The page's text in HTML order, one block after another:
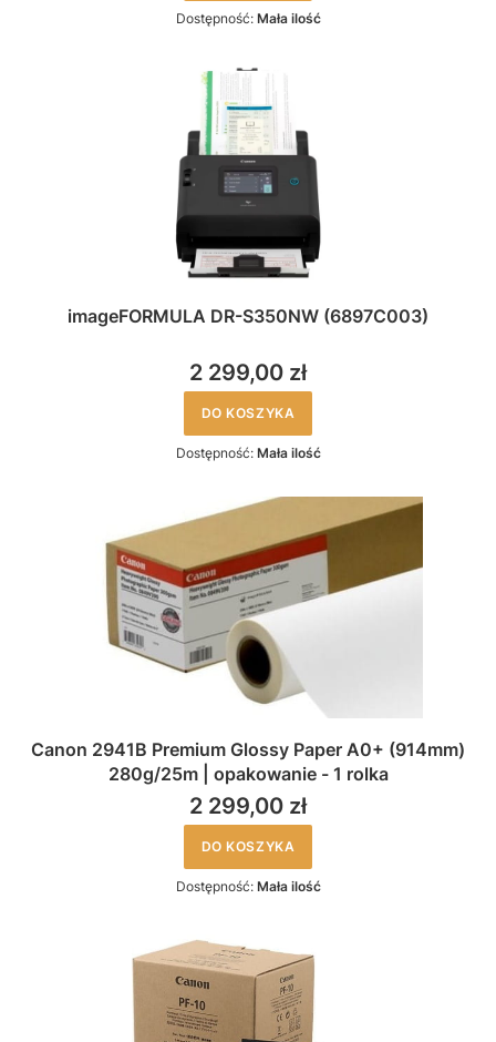
Dostępność: Mała ilość
imageFORMULA DR-S350NW (6897C003)
2 299,00 zł
DO KOSZYKA
Dostępność: Mała ilość
Canon 2941B Premium Glossy Paper A0+ (914mm)
280g/25m | opakowanie - 1 rolka
2 299,00 zł
DO KOSZYKA
Dostępność: Mała ilość